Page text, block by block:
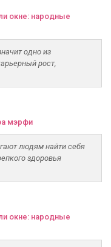
окне: народные
одно из
рост,
мэрфи
людям найти себя
здоровья
окне: народные